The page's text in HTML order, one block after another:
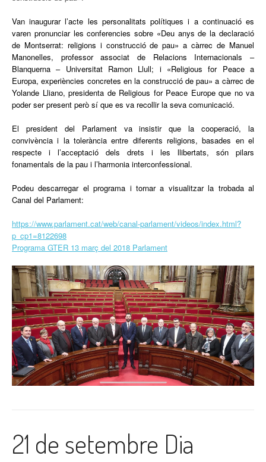
Van inaugurar l’acte les personalitats polítiques i a continuació es
varen pronunciar les conferencies sobre «Deu anys de la declaració
de Montserrat: religions i construcció de pau» a càrrec de Manuel
Manonelles, professor associat de Relacions Internacionals –
Blanquerna – Universitat Ramon Llull; i «Religious for Peace a
Europa, experiències concretes en la construcció de pau» a càrrec de
Yolande Lliano, presidenta de Religious for Peace Europe que no va
poder ser present però sí que es va recollir la seva comunicació.
El president del Parlament va insistir que la cooperació, la
convivència i la tolerància entre diferents religions, basades en el
respecte i l’acceptació dels drets i les llibertats, són pilars
fonamentals de la pau i l’harmonia interconfessional.
Podeu descarregar el programa i tornar a visualitzar la trobada al
Canal del Parlament:
https://www.parlament.cat/web/canal-parlament/videos/index.html?
p_cp1=8122698
Programa GTER 13 març del 2018 Parlament
21 de setembre Dia